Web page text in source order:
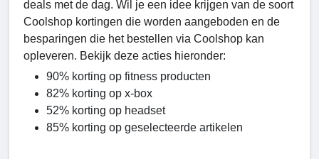
deals met de dag. Wil je een idee krijgen van de soort
Coolshop kortingen die worden aangeboden en de
besparingen die het bestellen via Coolshop kan
opleveren. Bekijk deze acties hieronder:
90% korting op fitness producten
82% korting op x-box
52% korting op headset
85% korting op geselecteerde artikelen